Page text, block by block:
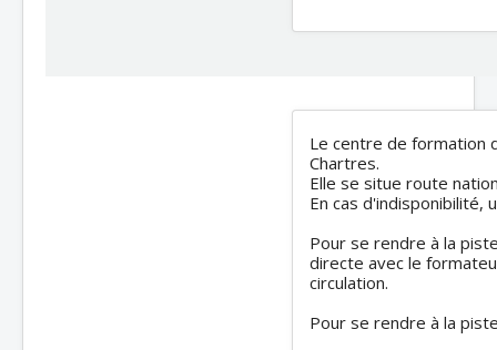
Le centre de formation
Chartres.
Elle se situe route
En cas d'indisponibilité,
Pour se rendre à la
directe avec le
circulation.
Pour se rendre à la